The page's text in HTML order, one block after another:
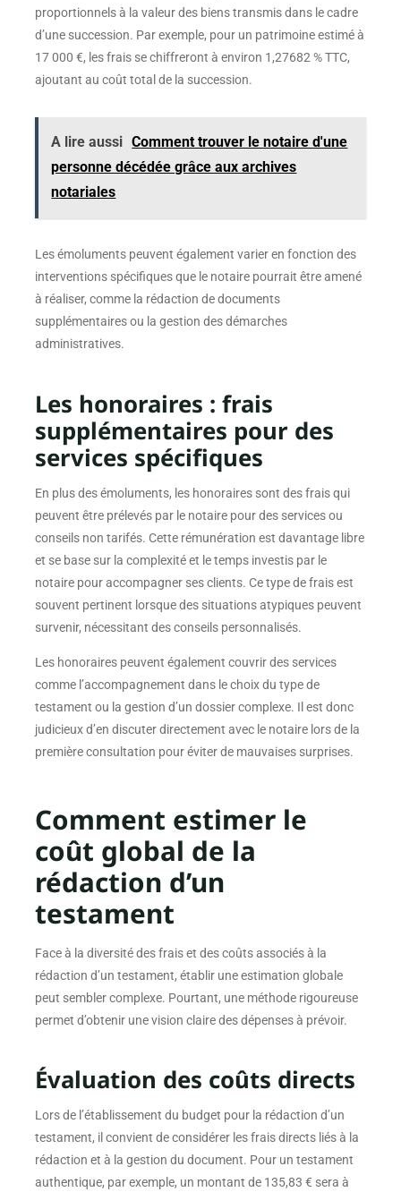
proportionnels à la valeur des biens transmis dans le cadre
d’une succession. Par exemple, pour un patrimoine estimé à
17 000 €, les frais se chiffreront à environ 1,27682 % TTC,
ajoutant au coût total de la succession.
A lire aussi Comment trouver le notaire d'une
personne décédée grâce aux archives
notariales
Les émoluments peuvent également varier en fonction des
interventions spécifiques que le notaire pourrait être amené
à réaliser, comme la rédaction de documents
supplémentaires ou la gestion des démarches
administratives.
Les honoraires : frais
supplémentaires pour des
services spécifiques
En plus des émoluments, les honoraires sont des frais qui
peuvent être prélevés par le notaire pour des services ou
conseils non tarifés. Cette rémunération est davantage libre
et se base sur la complexité et le temps investis par le
notaire pour accompagner ses clients. Ce type de frais est
souvent pertinent lorsque des situations atypiques peuvent
survenir, nécessitant des conseils personnalisés.
Les honoraires peuvent également couvrir des services
comme l’accompagnement dans le choix du type de
testament ou la gestion d’un dossier complexe. Il est donc
judicieux d’en discuter directement avec le notaire lors de la
première consultation pour éviter de mauvaises surprises.
Comment estimer le
coût global de la
rédaction d’un
testament
Face à la diversité des frais et des coûts associés à la
rédaction d’un testament, établir une estimation globale
peut sembler complexe. Pourtant, une méthode rigoureuse
permet d’obtenir une vision claire des dépenses à prévoir.
Évaluation des coûts directs
Lors de l’établissement du budget pour la rédaction d’un
testament, il convient de considérer les frais directs liés à la
rédaction et à la gestion du document. Pour un testament
authentique, par exemple, un montant de 135,83 € sera à